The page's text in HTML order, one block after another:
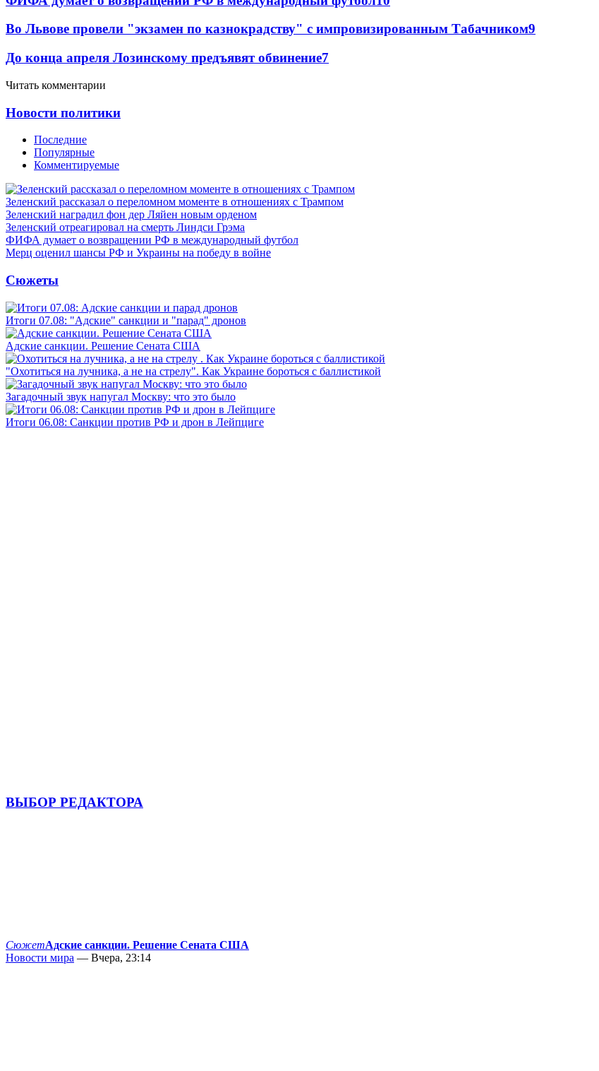
Во Львове провели "экзамен по казнокрадству" с импровизированным Табачником9
До конца апреля Лозинскому предъявят обвинение7
Читать комментарии
Новости политики
Последние
Популярные
Комментируемые
Зеленский рассказал о переломном моменте в отношениях с Трампом
Зеленский наградил фон дер Ляйен новым орденом
Зеленский отреагировал на смерть Линдси Грэма
ФИФА думает о возвращении РФ в международный футбол
Мерц оценил шансы РФ и Украины на победу в войне
Сюжеты
Итоги 07.08: "Адские" санкции и "парад" дронов
Адские санкции. Решение Сената США
"Охотиться на лучника, а не на стрелу". Как Украине бороться с баллистикой
Загадочный звук напугал Москву: что это было
Итоги 06.08: Санкции против РФ и дрон в Лейпциге
ВЫБОР РЕДАКТОРА
СюжетАдские санкции. Решение Сената США
Новости мира — Вчера, 23:14